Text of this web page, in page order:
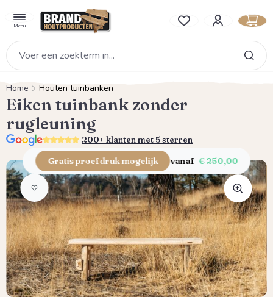
Menu Je hebt 0 items op je
Home Houten tuinbanken
Eiken tuinbank zonder
rugleuning
5.0 200+ klanten met 5 sterren
Afbeeldingengalerij overslaan
Gratis proefdruk mogelijk vanaf € 250,00